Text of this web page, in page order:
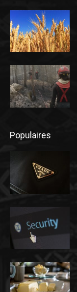
Populaires